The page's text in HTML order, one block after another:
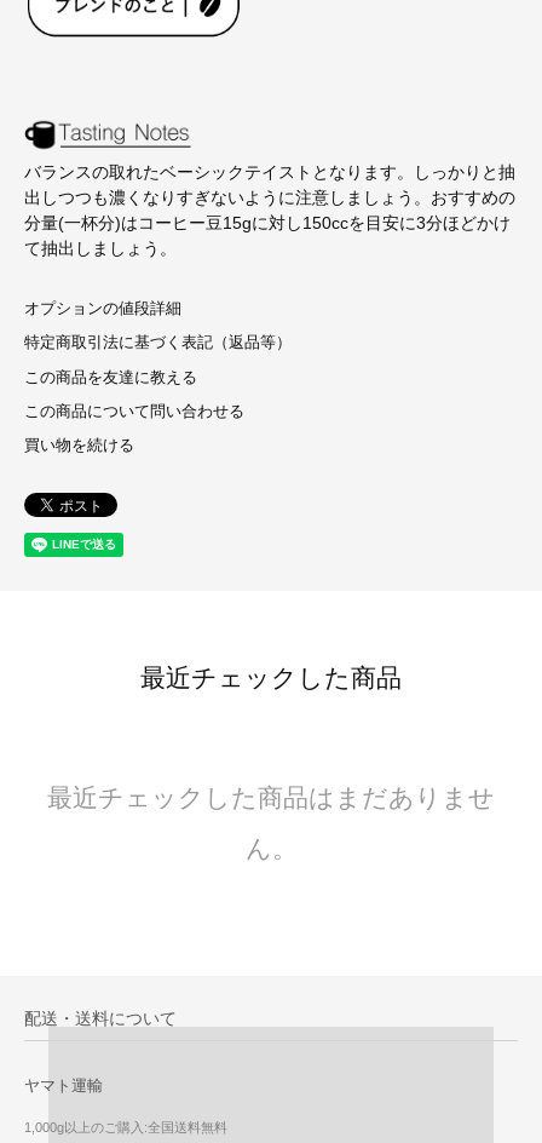
バランスの取れたベーシックテイストとなります。しっかりと抽
出しつつも濃くなりすぎないように注意しましょう。おすすめの
分量(一杯分)はコーヒー豆15gに対し150ccを目安に3分ほどかけ
て抽出しましょう。
オプションの値段詳細
特定商取引法に基づく表記（返品等）
この商品を友達に教える
この商品について問い合わせる
買い物を続ける
最近チェックした商品
最近チェックした商品はまだありませ
ん。
配送・送料について
ヤマト運輸
1,000g以上のご購入:全国送料無料